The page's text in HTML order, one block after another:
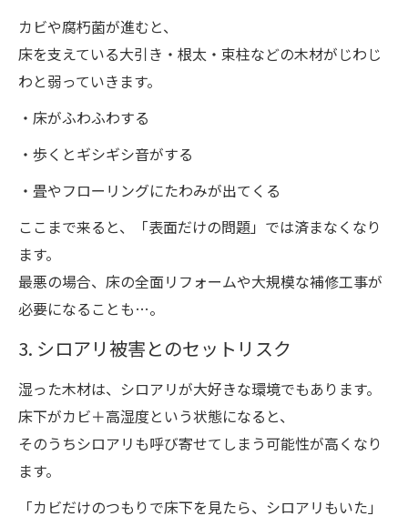
カビや腐朽菌が進むと、
床を支えている大引き・根太・束柱などの木材がじわじ
わと弱っていきます。
・床がふわふわする
・歩くとギシギシ音がする
・畳やフローリングにたわみが出てくる
ここまで来ると、「表面だけの問題」では済まなくなり
ます。
最悪の場合、床の全面リフォームや大規模な補修工事が
必要になることも…。
3. シロアリ被害とのセットリスク
湿った木材は、シロアリが大好きな環境でもあります。
床下がカビ＋高湿度という状態になると、
そのうちシロアリも呼び寄せてしまう可能性が高くなり
ます。
「カビだけのつもりで床下を見たら、シロアリもいた」